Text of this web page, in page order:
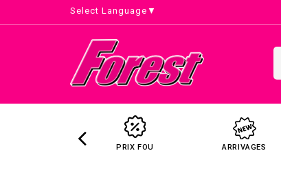
Select Language ▼
PRIX FOU ARRIVAGES